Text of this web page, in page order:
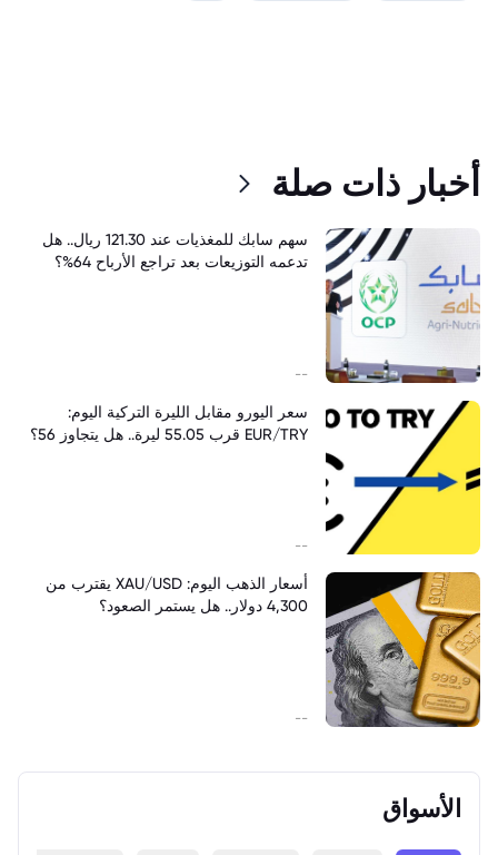
الأسواق
أخبار ذات صلة
سهم سابك للمغذيات عند 121.30 ريال.. هل
تدعمه التوزيعات بعد تراجع الأرباح 64%؟
--
سعر اليورو مقابل الليرة التركية اليوم:
EUR/TRY قرب 55.05 ليرة.. هل يتجاوز 56؟
--
أسعار الذهب اليوم: XAU/USD يقترب من
4,300 دولار.. هل يستمر الصعود؟
--